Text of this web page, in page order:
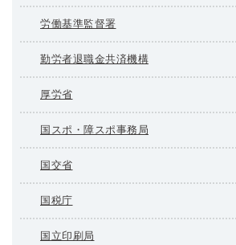
労働基準監督署
勤労者退職金共済機構
厚労省
国スポ・障スポ事務局
国交省
国税庁
国立印刷局